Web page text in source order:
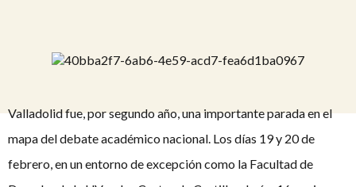
Valladolid fue, por segundo año, una importante parada en el
mapa del debate académico nacional. Los días 19 y 20 de
febrero, en un entorno de excepción como la Facultad de